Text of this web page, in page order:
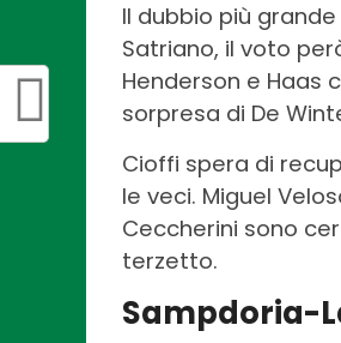
Il dubbio più
Satriano, il voto
Henderson e Haas
sorpresa di De
Cioffi spera di
le veci. Miguel
Ceccherini sono
terzetto.
Sampdoria-